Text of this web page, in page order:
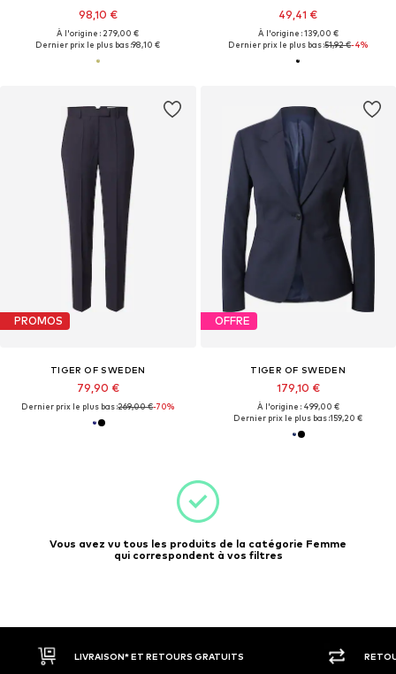
98,10 €
À l'origine : 279,00 €
Dernier prix le plus bas :98,10 €
49,41 €
À l'origine : 139,00 €
Dernier prix le plus bas :51,92 €-4%
PROMOS
TIGER OF SWEDEN
79,90 €
Dernier prix le plus bas :269,00 €-70%
OFFRE
TIGER OF SWEDEN
179,10 €
À l'origine : 499,00 €
Dernier prix le plus bas :159,20 €
Vous avez vu tous les produits de la catégorie Femme
qui correspondent à vos filtres
ET RETOURS GRATUITS RETOUR SOUS 30 JOURS